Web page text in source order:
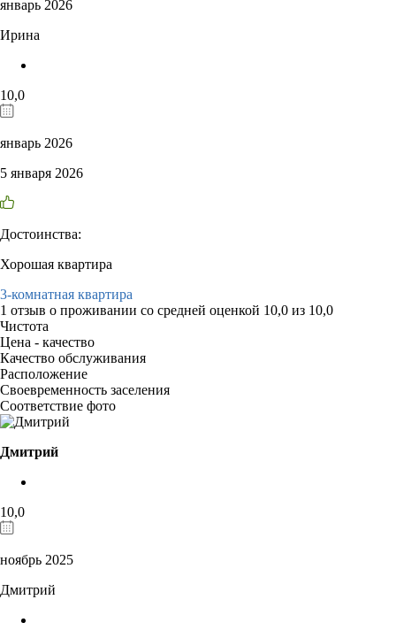
январь 2026
Ирина
10,0
январь 2026
5 января 2026
Достоинства:
Хорошая квартира
3-комнатная квартира
1 отзыв о проживании со средней оценкой 10,0 из 10,0
Чистота
Цена - качество
Качество обслуживания
Расположение
Своевременность заселения
Соответствие фото
Дмитрий
10,0
ноябрь 2025
Дмитрий